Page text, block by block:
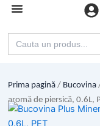
Search
for:
Prima pagină / Bucovina
aromă de piersică, 0.6L,